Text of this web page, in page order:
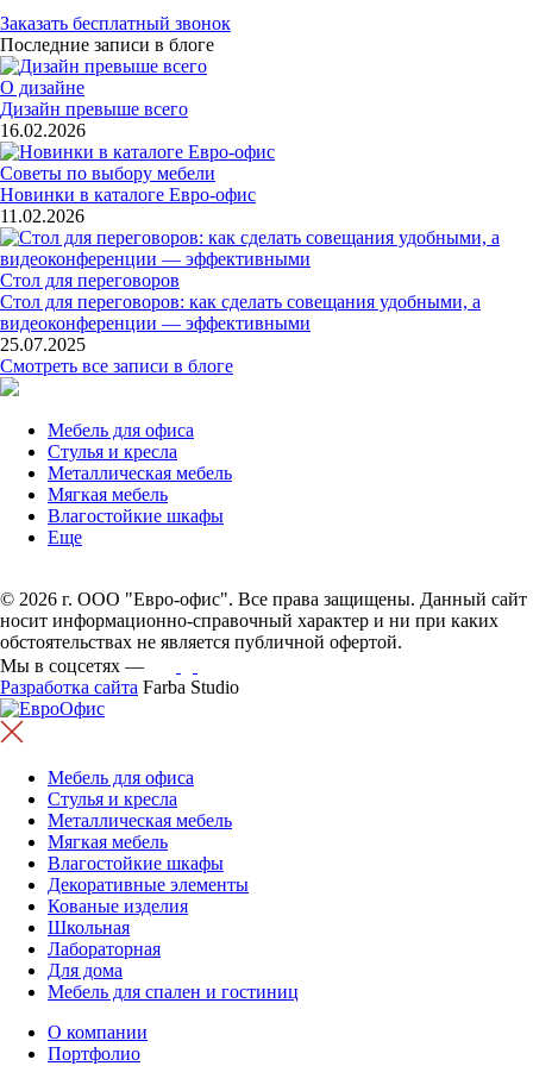
Заказать бесплатный звонок
Последние записи в блоге
О дизайне
Дизайн превыше всего
16.02.2026
Советы по выбору мебели
Новинки в каталоге Евро-офис
11.02.2026
Стол для переговоров
Стол для переговоров: как сделать совещания удобными, а
видеоконференции — эффективными
25.07.2025
Смотреть все записи в блоге
Мебель для офиса
Стулья и кресла
Металлическая мебель
Мягкая мебель
Влагостойкие шкафы
Еще
© 2026 г. ООО "Евро-офис". Все права защищены. Данный сайт
носит информационно-справочный характер и ни при каких
обстоятельствах не является публичной офертой.
Мы в соцсетях —
Разработка сайта Farba Studio
Мебель для офиса
Стулья и кресла
Металлическая мебель
Мягкая мебель
Влагостойкие шкафы
Декоративные элементы
Кованые изделия
Школьная
Лабораторная
Для дома
Мебель для спален и гостиниц
О компании
Портфолио